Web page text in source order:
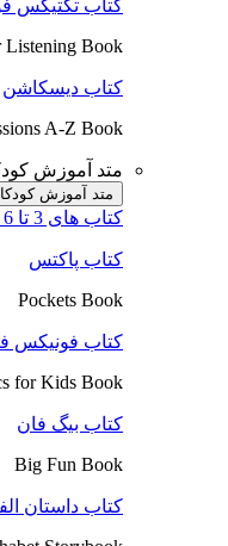
کتاب تکتیکس
Listening Book
کتاب دیسکاشن
A-Z Book
متد آموزش
متد آموزش
کتاب های 3 تا 6 سال
کتاب پاکتس
Pockets Book
کتاب فونیکس
for Kids Book
کتاب بیگ فان
Big Fun Book
کتاب داستان